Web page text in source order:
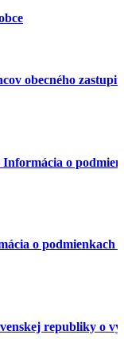
obecného
o
o
republiky o